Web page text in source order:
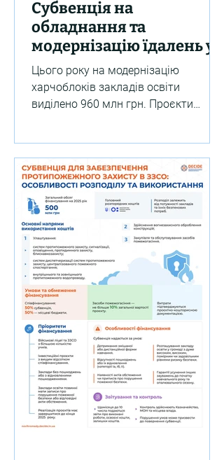
Субвенція на
обладнання та
модернізацію їдалень у
2025 році: важливі умови
Цього року на модернізацію
харчоблоків закладів освіти
виділено 960 млн грн. Проєкти